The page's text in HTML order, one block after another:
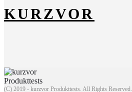
KURZVOR
(C) 2019 - kurzvor Produkttests. All Rights Reserved.